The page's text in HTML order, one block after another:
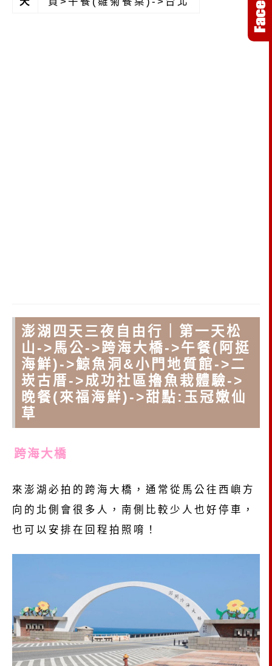
澎湖四天三夜自由行｜第一天松
山->馬公->跨海大橋->午餐(阿挺
海鮮)->鯨魚洞&小門地質館->二
崁古厝->成功社區擼魚栽體驗->
晚餐(來福海鮮)->甜點:玉冠嫩仙
草
跨海大橋
來澎湖必拍的跨海大橋，通常從馬公往西嶼方
向的北側會很多人，南側比較少人也好停車，
也可以安排在回程拍照唷！